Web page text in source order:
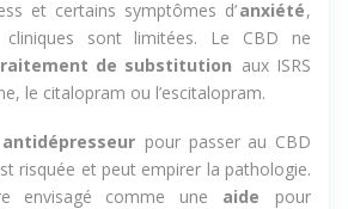
Desétudes préliminaires suggèrent
et certains symptômes d’
anxiété,
sont limitées. Le CBD ne
de substitutionaux ISRS
antidépresseur pour passer au CBD
risquée et peut empirer la pathologie.